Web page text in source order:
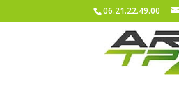
06.21.22.49.00